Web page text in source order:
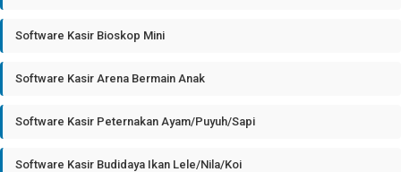
Software Kasir Bioskop Mini
Software Kasir Arena Bermain Anak
Software Kasir Peternakan Ayam/Puyuh/Sapi
Software Kasir Budidaya Ikan Lele/Nila/Koi